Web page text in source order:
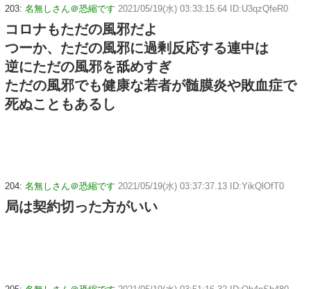
203: 名無しさん＠恐縮です 2021/05/19(水) 03:33:15.64 ID:U3qzQfeR0
コロナもただの風邪だよ
つーか、ただの風邪に過剰反応する連中は
逆にただの風邪を舐めすぎ
ただの風邪でも健康な若者が髄膜炎や敗血症で
死ぬこともあるし
204: 名無しさん＠恐縮です 2021/05/19(水) 03:37:37.13 ID:YikQlOfT0
局は契約切った方がいい